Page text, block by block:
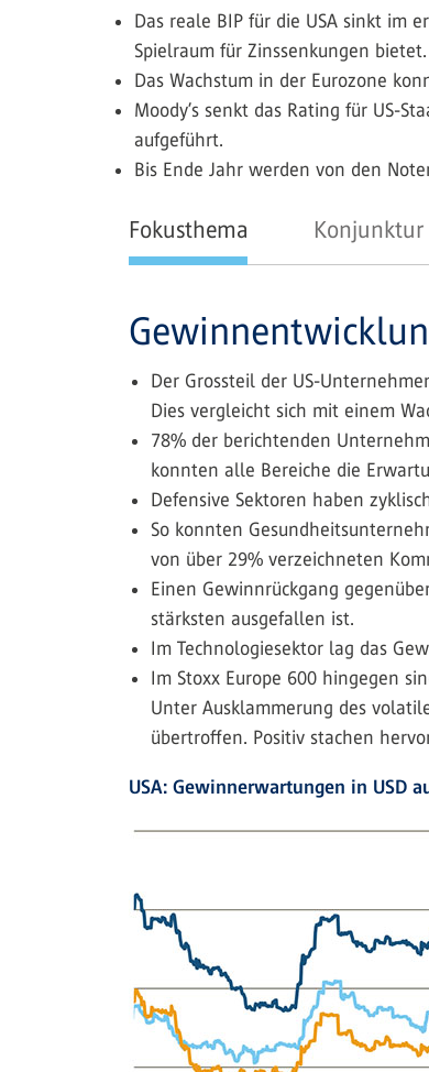
Das reale BIP für die USA sinkt im
Spielraum für Zinssenkungen
Das Wachstum in der Eurozone
Moody’s senkt das Rating für US-
aufgeführt.
Bis Ende Jahr werden von den
Fokusthema Konjunktur
Der Grossteil der US-
Dies vergleicht sich mit einem
78% der berichtenden
konnten alle Bereiche die
Defensive Sektoren haben
So konnten
von über 29% verzeichneten
Einen Gewinnrückgang
stärksten ausgefallen ist.
Im Technologiesektor lag das
Im Stoxx Europe 600 hingegen
Unter Ausklammerung des
übertroffen. Positiv stachen
USA: Gewinnerwartungen in USD